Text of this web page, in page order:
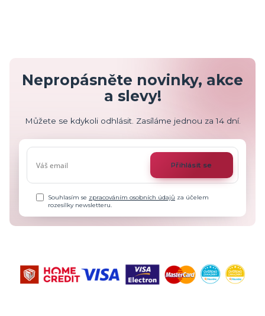
Nepropásněte novinky, akce
a slevy!
Můžete se kdykoli odhlásit. Zasíláme jednou za 14 dní.
Přihlásit se
Souhlasím se zpracováním osobních údajů za účelem
rozesílky newsletteru.